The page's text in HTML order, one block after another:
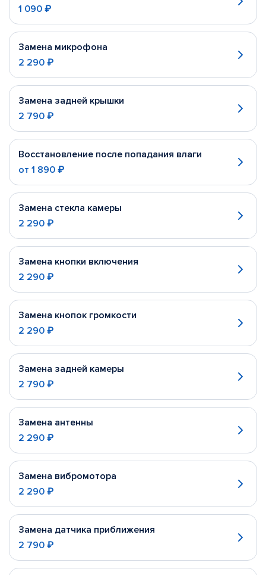
1 090 ₽
Замена микрофона
2 290 ₽
Замена задней крышки
2 790 ₽
Восстановление после попадания влаги
от 1 890 ₽
Замена стекла камеры
2 290 ₽
Замена кнопки включения
2 290 ₽
Замена кнопок громкости
2 290 ₽
Замена задней камеры
2 790 ₽
Замена антенны
2 290 ₽
Замена вибромотора
2 290 ₽
Замена датчика приближения
2 790 ₽